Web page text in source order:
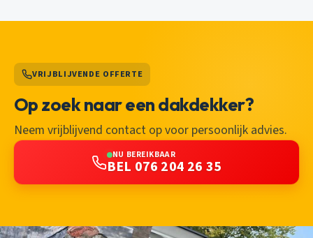
VRIJBLIJVENDE OFFERTE
Op zoek naar een dakdekker?
Neem vrijblijvend contact op voor persoonlijk advies.
NU BEREIKBAAR
BEL 076 204 26 35